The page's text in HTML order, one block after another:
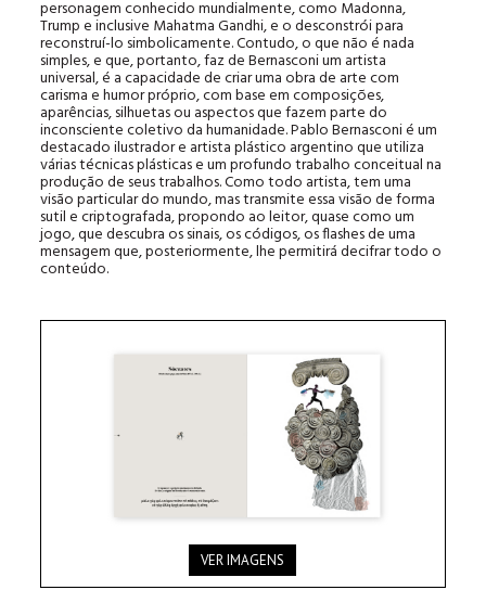
personagem conhecido mundialmente, como Madonna,
Trump e inclusive Mahatma Gandhi, e o desconstrói para
reconstruí-lo simbolicamente. Contudo, o que não é nada
simples, e que, portanto, faz de Bernasconi um artista
universal, é a capacidade de criar uma obra de arte com
carisma e humor próprio, com base em composições,
aparências, silhuetas ou aspectos que fazem parte do
inconsciente coletivo da humanidade. Pablo Bernasconi é um
destacado ilustrador e artista plástico argentino que utiliza
várias técnicas plásticas e um profundo trabalho conceitual na
produção de seus trabalhos. Como todo artista, tem uma
visão particular do mundo, mas transmite essa visão de forma
sutil e criptografada, propondo ao leitor, quase como um
jogo, que descubra os sinais, os códigos, os flashes de uma
mensagem que, posteriormente, lhe permitirá decifrar todo o
conteúdo.
VER IMAGENS